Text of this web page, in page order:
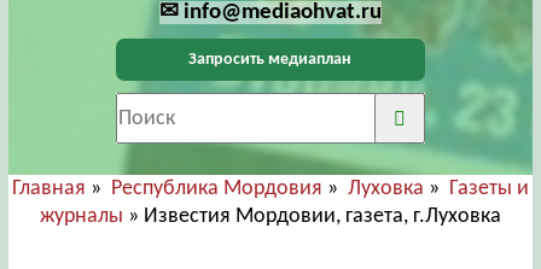
✉ info@mediaohvat.ru
Запросить медиаплан
Главная » Республика Мордовия » Луховка » Газеты и
журналы » Известия Мордовии, газета, г.Луховка